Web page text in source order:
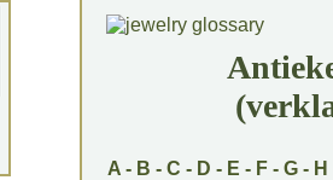
A - B - C - D - E - F - G - H